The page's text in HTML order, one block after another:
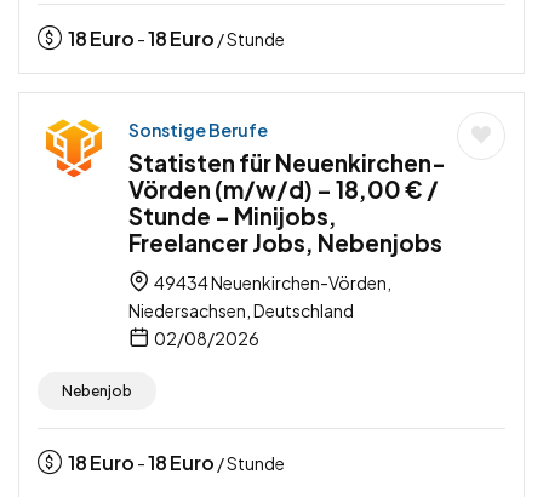
18Euro -18Euro / Stunde
Sonstige Berufe
Statisten für Neuenkirchen-
Vörden (m/w/d) – 18,00 € /
Stunde – Minijobs,
Freelancer Jobs, Nebenjobs
49434 Neuenkirchen-Vörden,
Niedersachsen, Deutschland
02/08/2026
Nebenjob
18Euro -18Euro / Stunde